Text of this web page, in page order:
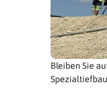
Bleiben Sie